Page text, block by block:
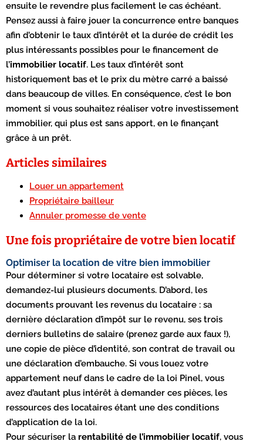
ensuite le revendre plus facilement le cas échéant.
Pensez aussi à faire jouer la concurrence entre banques
afin d’obtenir le taux d’intérêt et la durée de crédit les
plus intéressants possibles pour le financement de
l’immobilier locatif. Les taux d’intérêt sont
historiquement bas et le prix du mètre carré a baissé
dans beaucoup de villes. En conséquence, c’est le bon
moment si vous souhaitez réaliser votre investissement
immobilier, qui plus est sans apport, en le finançant
grâce à un prêt.
Articles similaires
Louer un appartement
Propriétaire bailleur
Annuler promesse de vente
Une fois propriétaire de votre bien locatif
Optimiser la location de vitre bien immobilier
Pour déterminer si votre locataire est solvable,
demandez-lui plusieurs documents. D’abord, les
documents prouvant les revenus du locataire : sa
dernière déclaration d’impôt sur le revenu, ses trois
derniers bulletins de salaire (prenez garde aux faux !),
une copie de pièce d’identité, son contrat de travail ou
une déclaration d’embauche. Si vous louez votre
appartement neuf dans le cadre de la loi Pinel, vous
avez d’autant plus intérêt à demander ces pièces, les
ressources des locataires étant une des conditions
d’application de la loi.
Pour sécuriser la rentabilité de l’immobilier locatif, vous